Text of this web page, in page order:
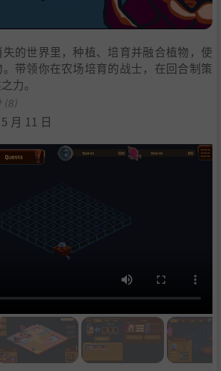
的世界里，种植、培育并融合植物，使
带领你在农场培育的战士，在回合制策
力。
(8)
月 11 日